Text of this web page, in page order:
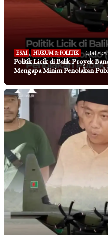
ESAI , HUKUM & POLITIK 1,141
Politik Licik di Balik Proyek
Mengapa Minim Penolakan